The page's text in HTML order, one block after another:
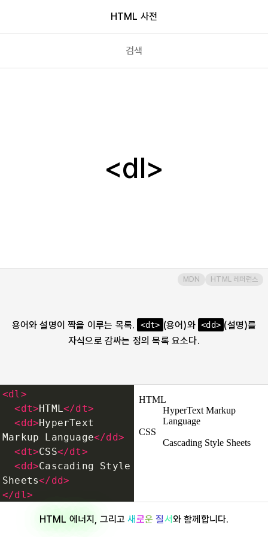
HTML 사전
dialog
div
dl
em
fieldset
form
용어와 설명이 짝을 이루는 목록. <dt> (용어)와 <dd> (설명)를
자식으로 감싸는 정의 목록 요소다.
MDN HTML 레퍼런스
<dl>
<dt>HTML</dt>
<dd>HyperText
Markup Language</dd>
<dt>CSS</dt>
<dd>Cascading Style
Sheets</dd>
</dl>
HTML 에너지 , 그리고새로운 질서와 함께합니다.